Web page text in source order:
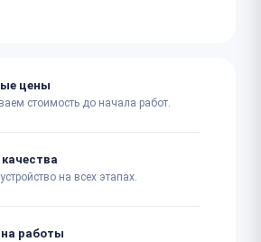
цены
стоимость до начала работ.
на всех этапах.
работы